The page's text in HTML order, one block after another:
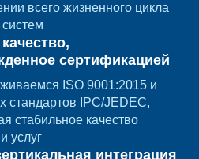
всего жизненного цикла
систем
сертификацией
ISO 9001:2015 и
стандартов IPC/JEDEC,
стабильное качество
услуг
интеграция